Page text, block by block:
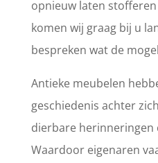
opnieuw laten
komen wij graag bij u
bespreken wat de
Antieke meubelen
geschiedenis achter
dierbare herinneringen
Waardoor eigenaren